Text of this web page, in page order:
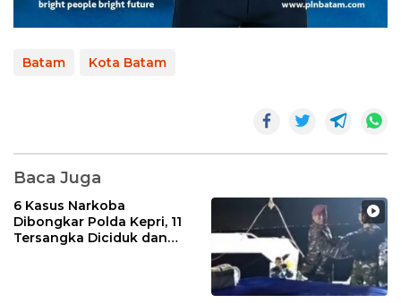
Batam Kota Batam
Baca Juga
6 Kasus Narkoba
Dibongkar Polda Kepri, 11
Tersangka Diciduk dan